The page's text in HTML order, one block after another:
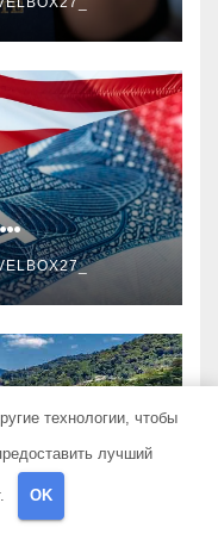
технологии, чтобы
лучший
OK